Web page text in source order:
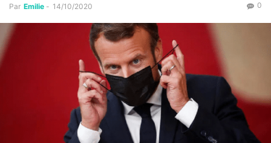
Par Emilie - 14/10/2020 0